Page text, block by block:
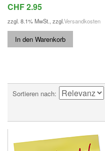
CHF 2.95
zzgl. 8.1% MwSt., zzgl.Versandkosten
In den Warenkorb
Sortieren nach